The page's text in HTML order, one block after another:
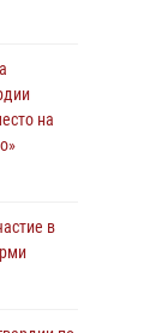
в
на
в